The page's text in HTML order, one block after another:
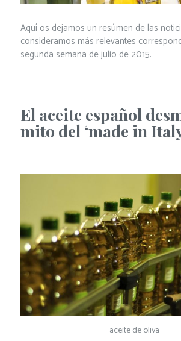
Aquí os dejamos un resúmen de las
consideramos más relevantes
segunda semana de julio de 2015.
El aceite español
mito del ‘made in
aceite de oliva